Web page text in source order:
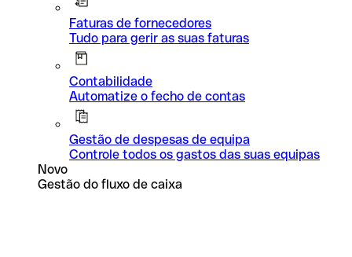
Faturas de fornecedores
Tudo para gerir as suas faturas
Contabilidade
Automatize o fecho de contas
Gestão de despesas de equipa
Controle todos os gastos das suas equipas
Novo
Gestão do fluxo de caixa